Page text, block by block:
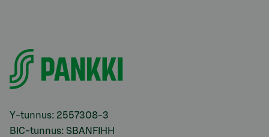
Y-tunnus: 2557308-3
BIC-tunnus: SBANFIHH